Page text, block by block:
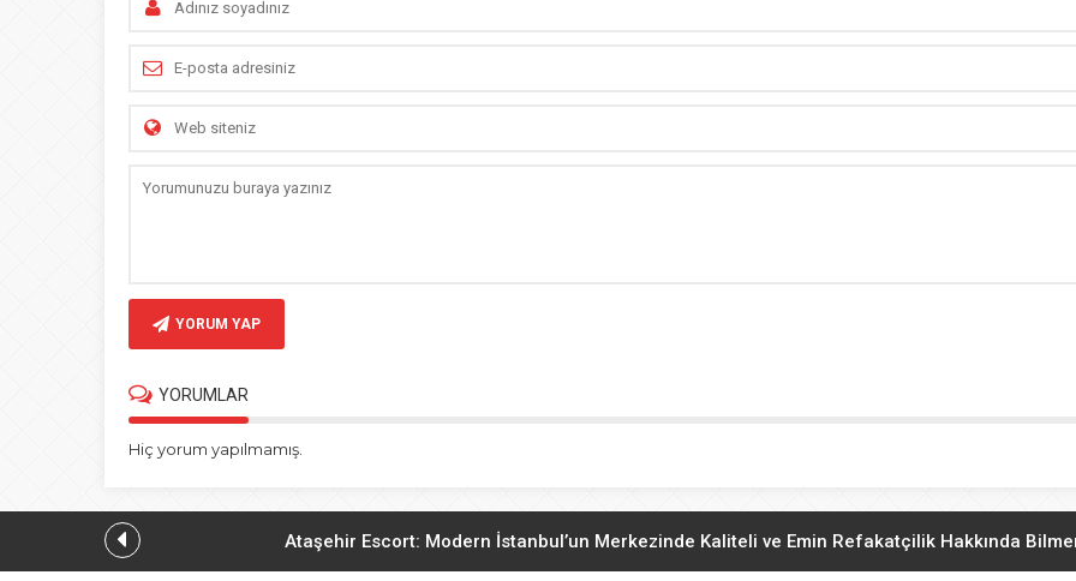
YORUM YAP
YORUMLAR
Hiç yorum yapılmamış.
Ataşehir Escort: Modern İstanbul’un Merkezinde Kaliteli ve Emin Refakatçilik Hakkında